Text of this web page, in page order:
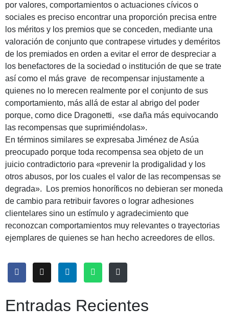
por valores, comportamientos o actuaciones cívicos o
sociales es preciso encontrar una proporción precisa entre
los méritos y los premios que se conceden, mediante una
valoración de conjunto que contrapese virtudes y deméritos
de los premiados en orden a evitar el error de despreciar a
los benefactores de la sociedad o institución de que se trate
así como el más grave de recompensar injustamente a
quienes no lo merecen realmente por el conjunto de sus
comportamiento, más allá de estar al abrigo del poder
porque, como dice Dragonetti, «se daña más equivocando
las recompensas que suprimiéndolas».
En términos similares se expresaba Jiménez de Asúa
preocupado porque toda recompensa sea objeto de un
juicio contradictorio para «prevenir la prodigalidad y los
otros abusos, por los cuales el valor de las recompensas se
degrada». Los premios honoríficos no debieran ser moneda
de cambio para retribuir favores o lograr adhesiones
clientelares sino un estímulo y agradecimiento que
reconozcan comportamientos muy relevantes o trayectorias
ejemplares de quienes se han hecho acreedores de ellos.
Entradas Recientes